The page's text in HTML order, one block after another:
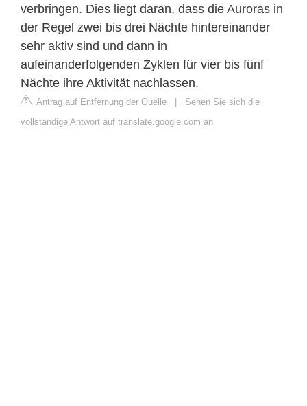
verbringen. Dies liegt daran, dass die Auroras in
der Regel zwei bis drei Nächte hintereinander
sehr aktiv sind und dann in
aufeinanderfolgenden Zyklen für vier bis fünf
Nächte ihre Aktivität nachlassen.
Antrag auf Entfernung der Quelle | Sehen Sie sich die
vollständige Antwort auf translate.google.com an